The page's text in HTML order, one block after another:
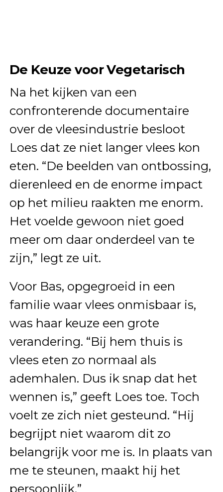
De Keuze voor Vegetarisch
Na het kijken van een
confronterende documentaire
over de vleesindustrie besloot
Loes dat ze niet langer vlees kon
eten. “De beelden van ontbossing,
dierenleed en de enorme impact
op het milieu raakten me enorm.
Het voelde gewoon niet goed
meer om daar onderdeel van te
zijn,” legt ze uit.
Voor Bas, opgegroeid in een
familie waar vlees onmisbaar is,
was haar keuze een grote
verandering. “Bij hem thuis is
vlees eten zo normaal als
ademhalen. Dus ik snap dat het
wennen is,” geeft Loes toe. Toch
voelt ze zich niet gesteund. “Hij
begrijpt niet waarom dit zo
belangrijk voor me is. In plaats van
me te steunen, maakt hij het
persoonlijk.”